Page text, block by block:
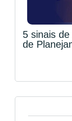
5 sinais
de